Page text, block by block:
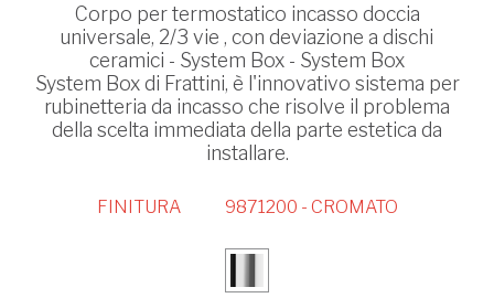
Corpo per termostatico incasso doccia
universale, 2/3 vie , con deviazione a dischi
ceramici - System Box - System Box
System Box di Frattini, è l'innovativo sistema per
rubinetteria da incasso che risolve il problema
della scelta immediata della parte estetica da
installare.
FINITURA 9871200 - CROMATO